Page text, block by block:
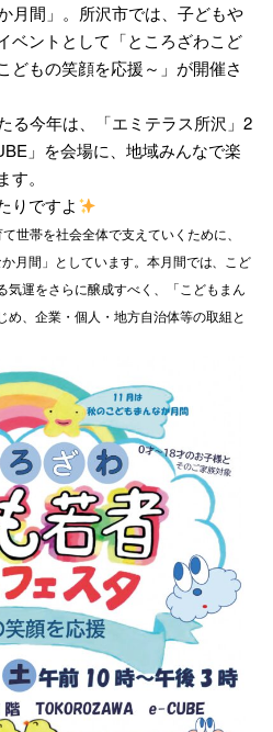
月間」。所沢市では、子どもや
ベントとして「ところざわこど
どもの笑顔を応援～」が開催さ
る今年は、「エミテラス所沢」2
」を会場に、地域みんなで楽
。
りですよ
世帯を社会全体で支えていくために、
月間」としています。本月間では、こど
気運をさらに醸成すべく、「こどもまん
、企業・個人・地方自治体等の取組と